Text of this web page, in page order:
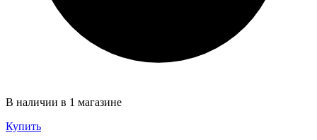
В наличии в 1 магазине
Купить